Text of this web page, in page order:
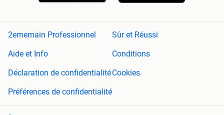
2ememain Professionnel
Sûr et Réussi
Aide et Info
Conditions
Déclaration de confidentialitéCookies
Préférences de confidentialité